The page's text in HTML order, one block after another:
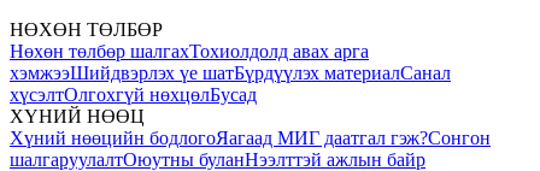
НӨХӨН ТӨЛБӨР
Нөхөн төлбөр шалгахТохиолдолд авах арга
хэмжээШийдвэрлэх үе шатБүрдүүлэх материалСанал
хүсэлтОлгохгүй нөхцөлБусад
ХҮНИЙ НӨӨЦ
Хүний нөөцийн бодлогоЯагаад МИГ даатгал гэж?Сонгон
шалгаруулалтОюутны буланНээлттэй ажлын байр